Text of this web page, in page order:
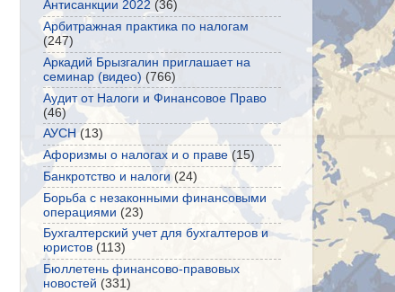
Антисанкции 2022 (36)
Арбитражная практика по налогам
(247)
Аркадий Брызгалин приглашает на
семинар (видео) (766)
Аудит от Налоги и Финансовое Право
(46)
АУСН (13)
Афоризмы о налогах и о праве (15)
Банкротство и налоги (24)
Борьба с незаконными финансовыми
операциями (23)
Бухгалтерский учет для бухгалтеров и
юристов (113)
Бюллетень финансово-правовых
новостей (331)